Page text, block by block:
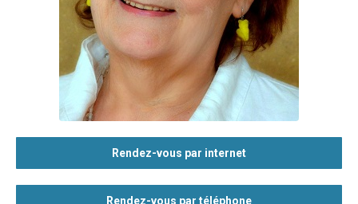
Rendez-vous par internet
Rendez-vous par téléphone